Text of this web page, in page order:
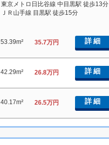
東京メトロ日比谷線 中目黒駅 徒歩13分
ＪＲ山手線 目黒駅 徒歩15分
53.39m² 35.7万円 詳細
42.29m² 26.8万円 詳細
40.17m² 26.5万円 詳細